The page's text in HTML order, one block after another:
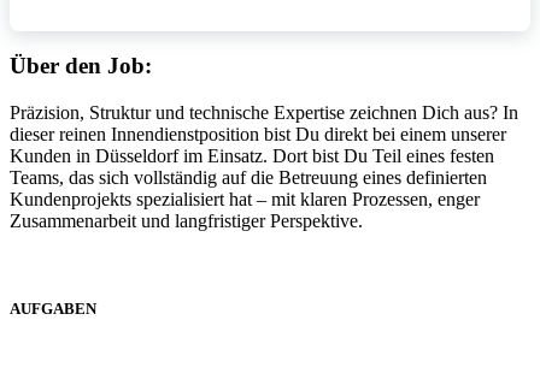
Über den Job:
Präzision, Struktur und technische Expertise zeichnen Dich aus? In
dieser reinen Innendienstposition bist Du direkt bei einem unserer
Kunden in Düsseldorf im Einsatz. Dort bist Du Teil eines festen
Teams, das sich vollständig auf die Betreuung eines definierten
Kundenprojekts spezialisiert hat – mit klaren Prozessen, enger
Zusammenarbeit und langfristiger Perspektive.
AUFGABEN